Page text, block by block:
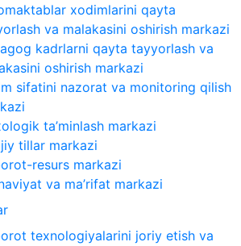
xodimlarini qayta
va malakasini oshirish markazi
kadrlarni qayta tayyorlash va
oshirish markazi
sifatini nazorat va monitoring qilish
ta’minlash markazi
tillar markazi
resurs markazi
va ma’rifat markazi
texnologiyalarini joriy etish va